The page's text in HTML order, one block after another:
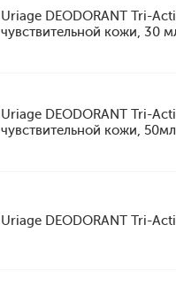
Uriage DEODORANT Tri-
чувствительной кожи, 30
Uriage DEODORANT Tri-
чувствительной кожи, 50мл
Uriage DEODORANT Tri-